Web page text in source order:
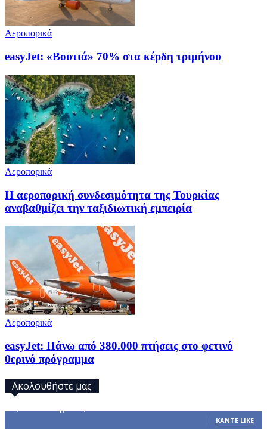
Αεροπορικά
easyJet: «Βουτιά» 70% στα κέρδη τριμήνου
Αεροπορικά
Η αεροπορική συνδεσιμότητα της Τουρκίας
αναβαθμίζει την ταξιδιωτική εμπειρία
Αεροπορικά
easyJet: Πάνω από 380.000 πτήσεις στο φετινό
θερινό πρόγραμμα
Ακολουθήστε μας
ΚΆΝΤΕ LIKE